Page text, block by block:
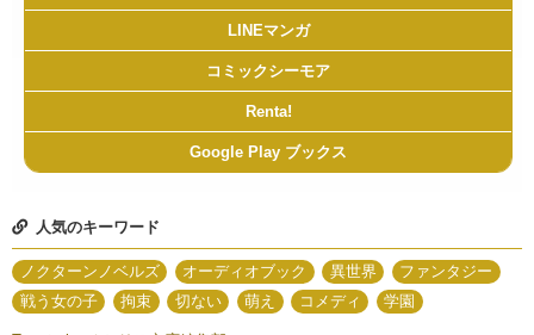
LINEマンガ
コミックシーモア
Renta!
Google Play ブックス
人気のキーワード
ノクターンノベルズ オーディオブック 異世界
ファンタジー
戦う女の子
拘束 切ない 萌え コメディ 学園